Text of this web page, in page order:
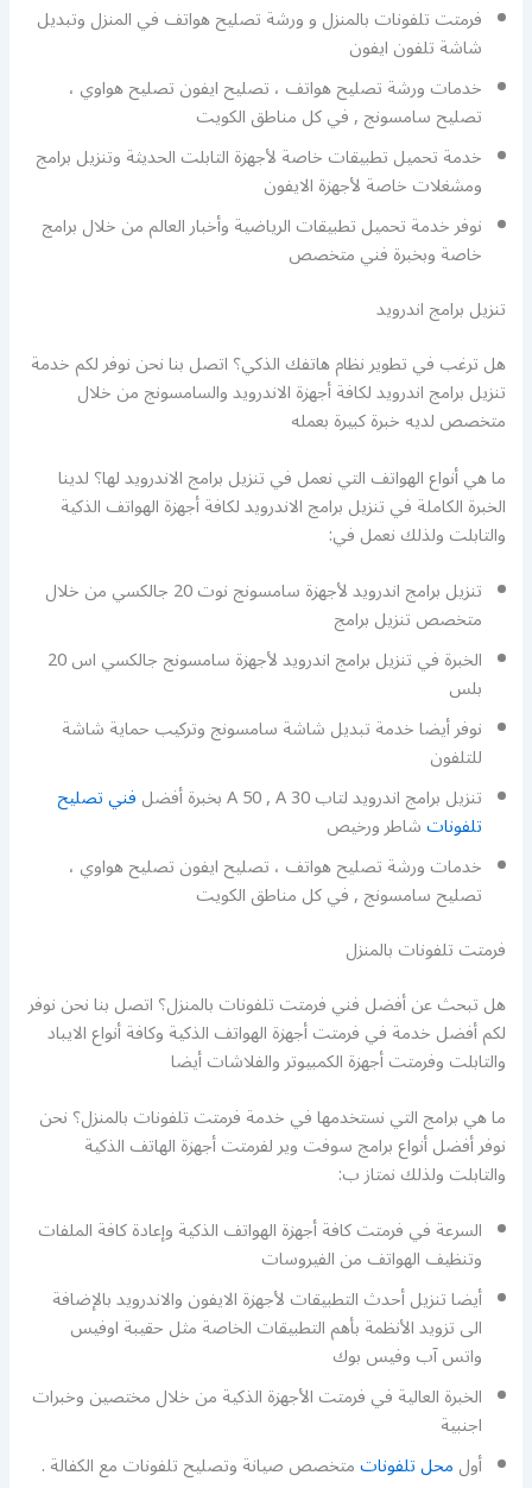
فرمتت تلفونات بالمنزل و ورشة تصليح هواتف في المنزل وتبديل
شاشة تلفون ايفون
خدمات ورشة تصليح هواتف ، تصليح ايفون تصليح هواوي ،
تصليح سامسونج , في كل مناطق الكويت
خدمة تحميل تطبيقات خاصة لأجهزة التابلت الحديثة وتنزيل برامج
ومشغلات خاصة لأجهزة الايفون
نوفر خدمة تحميل تطبيقات الرياضية وأخبار العالم من خلال برامج
خاصة وبخبرة فني متخصص
تنزيل برامج اندرويد
هل ترغب في تطوير نظام هاتفك الذكي؟ اتصل بنا نحن نوفر لكم خدمة
تنزيل برامج اندرويد لكافة أجهزة الاندرويد والسامسونج من خلال
متخصص لديه خبرة كبيرة بعمله
ما هي أنواع الهواتف التي نعمل في تنزيل برامج الاندرويد لها؟ لدينا
الخبرة الكاملة في تنزيل برامج الاندرويد لكافة أجهزة الهواتف الذكية
والتابلت ولذلك نعمل في:
تنزيل برامج اندرويد لأجهزة سامسونج نوت 20 جالكسي من خلال
متخصص تنزيل برامج
الخبرة في تنزيل برامج اندرويد لأجهزة سامسونج جالكسي اس 20
بلس
نوفر أيضا خدمة تبديل شاشة سامسونج وتركيب حماية شاشة
للتلفون
تنزيل برامج اندرويد لتاب A 50 , A 30 بخبرة أفضل
فني تصليح
تلفوناتشاطر ورخيص
خدمات ورشة تصليح هواتف ، تصليح ايفون تصليح هواوي ،
تصليح سامسونج , في كل مناطق الكويت
فرمتت تلفونات بالمنزل
هل تبحث عن أفضل فني فرمتت تلفونات بالمنزل؟ اتصل بنا نحن نوفر
لكم أفضل خدمة في فرمتت أجهزة الهواتف الذكية وكافة أنواع الايباد
والتابلت وفرمتت أجهزة الكمبيوتر والفلاشات أيضا
ما هي برامج التي نستخدمها في خدمة فرمتت تلفونات بالمنزل؟ نحن
نوفر أفضل أنواع برامج سوفت وير لفرمتت أجهزة الهاتف الذكية
والتابلت ولذلك نمتاز ب:
السرعة في فرمتت كافة أجهزة الهواتف الذكية وإعادة كافة الملفات
وتنظيف الهواتف من الفيروسات
أيضا تنزيل أحدث التطبيقات لأجهزة الايفون والاندرويد بالإضافة
الى تزويد الأنظمة بأهم التطبيقات الخاصة مثل حقيبة اوفيس
واتس آب وفيس بوك
الخبرة العالية في فرمتت الأجهزة الذكية من خلال مختصين وخبرات
اجنبية
أولمحل تلفوناتمتخصص صيانة وتصليح تلفونات مع الكفالة .